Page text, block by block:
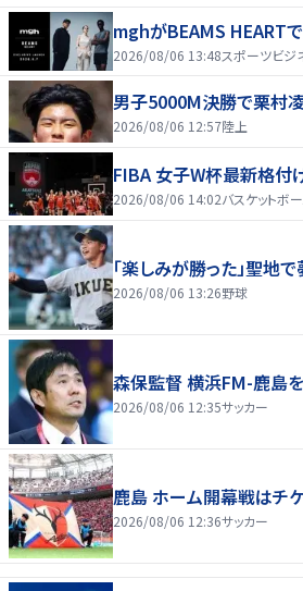
mghがBEAMS HEART
2026/08/06 13:48スポーツビジ
男子5000M決勝で栗村
2026/08/06 12:57陸上
FIBA 女子W杯最新格付
2026/08/06 14:02バスケットボ
「楽しみが勝った」聖地
2026/08/06 13:26野球
森保監督 横浜FM-鹿島
2026/08/06 12:35サッカー
鹿島 ホーム開幕戦はチ
2026/08/06 12:36サッカー